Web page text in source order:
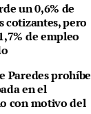
un 0,6% de
cotizantes, pero
de empleo
Paredes prohíbe
en el
con motivo del